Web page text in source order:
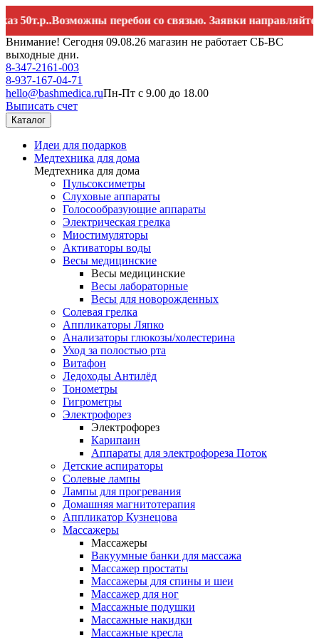
перебои со связью. Заявки направляйте на
Внимание! Сегодня 09.08.26 магазин не работает СБ-ВС
выходные дни.
8-347-2161-003
8-937-167-04-71
hello@bashmedica.ruПн-Пт с 9.00 до 18.00
Выписать счет
Каталог
Идеи для подарков
Медтехника для дома
Медтехника для дома
Пульсоксиметры
Слуховые аппараты
Голосообразующие аппараты
Электрическая грелка
Миостимуляторы
Активаторы воды
Весы медицинские
Весы медицинские
Весы лабораторные
Весы для новорожденных
Солевая грелка
Аппликаторы Ляпко
Анализаторы глюкозы/холестерина
Уход за полостью рта
Витафон
Ледоходы Антилёд
Тонометры
Гигрометры
Электрофорез
Электрофорез
Карипаин
Аппараты для электрофореза Поток
Детские аспираторы
Солевые лампы
Лампы для прогревания
Домашняя магнитотерапия
Аппликатор Кузнецова
Массажеры
Массажеры
Вакуумные банки для массажа
Массажер простаты
Массажеры для спины и шеи
Массажер для ног
Массажные подушки
Массажные накидки
Массажные кресла